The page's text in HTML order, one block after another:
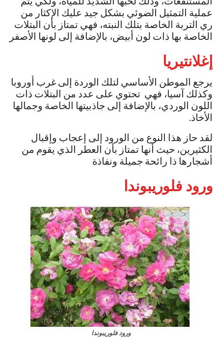
عملية التمثيل الضوئي بشكل جيد عليك الإكثار من
ري التربة الخاصة بتلك النبته، فهي تمتاز بأن البتلات
الخاصة بها ذات لون أبيض، بالإضافة إلى لونها الأصفر
إغلانتيريا
يرجع الموطن الأساسي لتلك الوردة إلى غرب أوروبا
وكذلك آسيا، فهي تحتوي على عدد من البتلات ذات
اللون الوردي، بالإضافة إلى جاذبيتها الخاصة وجمالها
الأخاذ.
لقد حاز هذا النوع من الورود إلى إعجاب وإقبال
الكثيرين، حيث أنها تمتاز بأن العطر الذي يقوم من
أشجارها ذا رائحة جميلة ونفاذة
ورود فلوريبوندا
ورود فلوريبوندا